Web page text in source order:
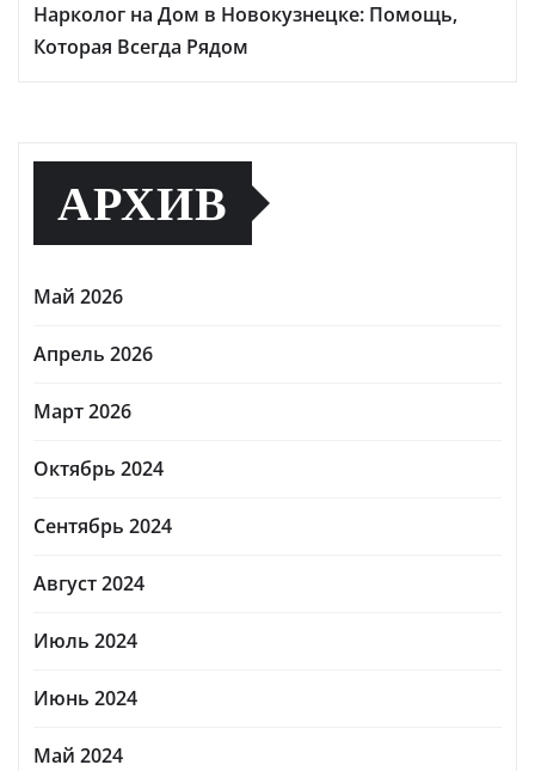
Нарколог на Дом в Новокузнецке: Помощь,
Которая Всегда Рядом
АРХИВ
Май 2026
Апрель 2026
Март 2026
Октябрь 2024
Сентябрь 2024
Август 2024
Июль 2024
Июнь 2024
Май 2024